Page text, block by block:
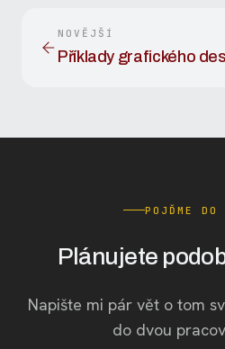
NOVĚJŠÍ
Příklady grafického
POJĎME DO
Plánujete
Napište mi pár vět o tom
do dvou